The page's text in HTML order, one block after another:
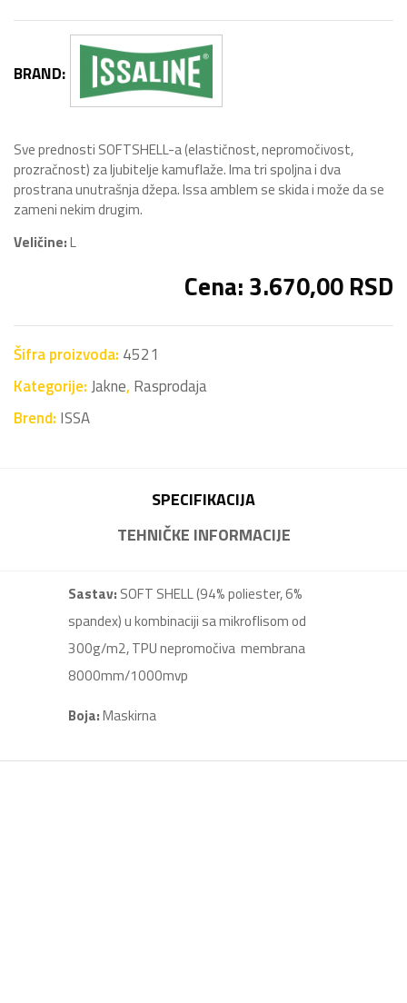
BRAND:
Sve prednosti SOFTSHELL-a (elastičnost, nepromočivost,
prozračnost) za ljubitelje kamuflaže. Ima tri spoljna i dva
prostrana unutrašnja džepa. Issa amblem se skida i može da se
zameni nekim drugim.
Veličine:L
Cena: 3.670,00 RSD
Šifra proizvoda: 4521
Kategorije:Jakne,Rasprodaja
Brend: ISSA
SPECIFIKACIJA
TEHNIČKE INFORMACIJE
Sastav: SOFT SHELL (94% poliester, 6%
spandex) u kombinaciji sa mikroflisom od
300g/m2, TPU nepromočiva membrana
8000mm/1000mvp
Boja:Maskirna